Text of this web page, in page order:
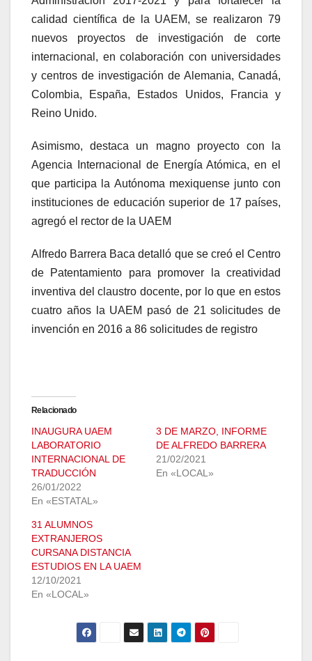
calidad científica de la UAEM, se realizaron 79
nuevos proyectos de investigación de corte
internacional, en colaboración con universidades
y centros de investigación de Alemania, Canadá,
Colombia, España, Estados Unidos, Francia y
Reino Unido.
Asimismo, destaca un magno proyecto con la
Agencia Internacional de Energía Atómica, en el
que participa la Autónoma mexiquense junto con
instituciones de educación superior de 17 países,
agregó el rector de la UAEM
Alfredo Barrera Baca detalló que se creó el Centro
de Patentamiento para promover la creatividad
inventiva del claustro docente, por lo que en estos
cuatro años la UAEM pasó de 21 solicitudes de
invención en 2016 a 86 solicitudes de registro
Relacionado
INAUGURA UAEM
LABORATORIO
INTERNACIONAL DE
TRADUCCIÓN
26/01/2022
En «ESTATAL»
3 DE MARZO, INFORME
DE ALFREDO BARRERA
21/02/2021
En «LOCAL»
31 ALUMNOS
EXTRANJEROS
CURSANA DISTANCIA
ESTUDIOS EN LA UAEM
12/10/2021
En «LOCAL»